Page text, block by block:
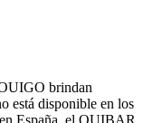
brindan
está disponible en los
España, el OUIBAR